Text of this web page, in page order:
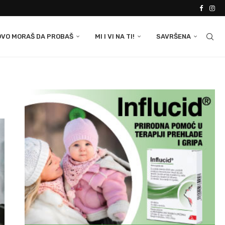
MORAŠ DA PROBAŠ MI I VI NA TI! SAVRŠENA